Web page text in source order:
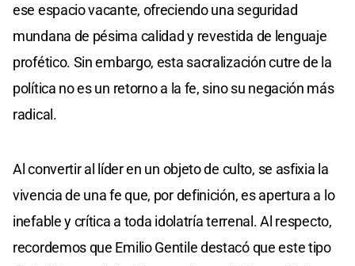
ese espacio vacante, ofreciendo una seguridad
mundana de pésima calidad y revestida de lenguaje
profético. Sin embargo, esta sacralización cutre de la
política no es un retorno a la fe, sino su negación más
radical.
Al convertir al líder en un objeto de culto, se asfixia la
vivencia de una fe que, por definición, es apertura a lo
inefable y crítica a toda idolatría terrenal. Al respecto,
recordemos que Emilio Gentile destacó que este tipo